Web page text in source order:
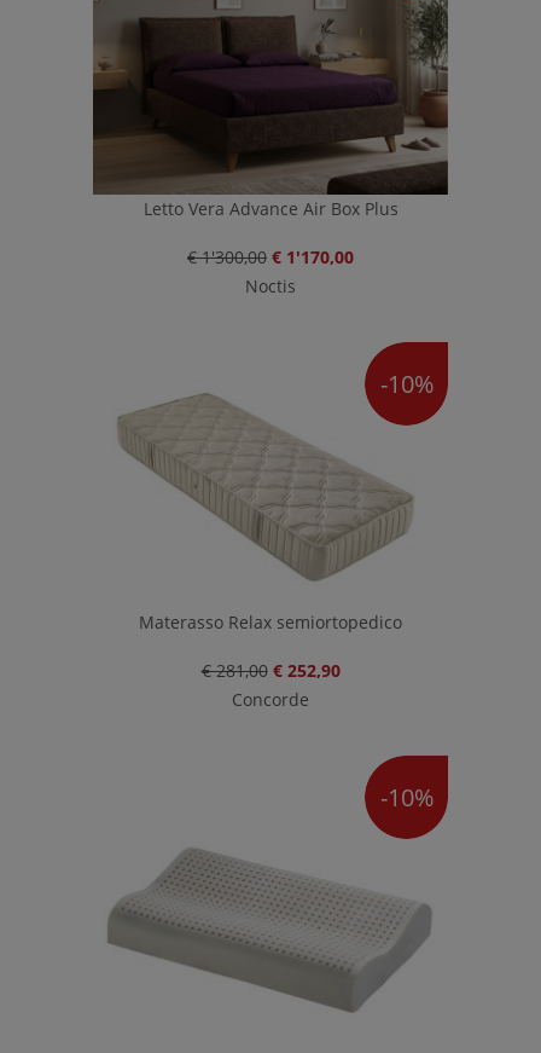
Letto Vera Advance Air Box Plus
€ 1'300,00 € 1'170,00
Noctis
-10%
Materasso Relax semiortopedico
€ 281,00 € 252,90
Concorde
-10%